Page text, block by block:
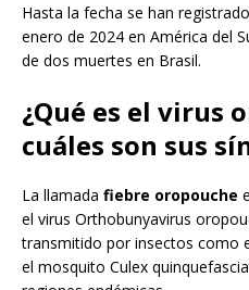
Hasta la fecha se han
enero de 2024 en América del
de dos muertes en Brasil.
¿Qué es el virus
cuáles son sus
La llamada fiebre oropouche
el virus Orthobunyavirus
transmitido por insectos como
el mosquito Culex